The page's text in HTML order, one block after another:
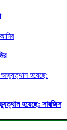
হয়েছে: সারজিস